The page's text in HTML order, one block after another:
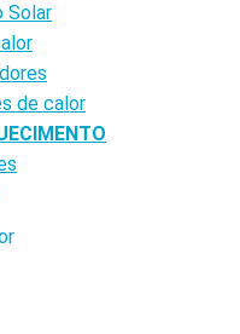
Solar
de calor